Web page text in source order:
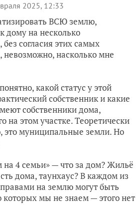
2025, 12:33
ВСЮ землю,
дому на несколько
без согласия этих самых
невозможно, насколько мне
какой статус у этой
собственник и какие
собственники дома,
на этом участке. Теоретически
это муниципальные земли. Но
на 4 семьи» — что за дом? Жильё
дома, таунхаус? В каждом из
правами на землю могут быть
мы не знаем — этого нет